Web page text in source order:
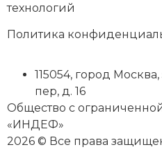
технологий
Политика
115054, город Москва,
пер, д. 16
Общество с
«ИНДЕФ»
2026 © Все права